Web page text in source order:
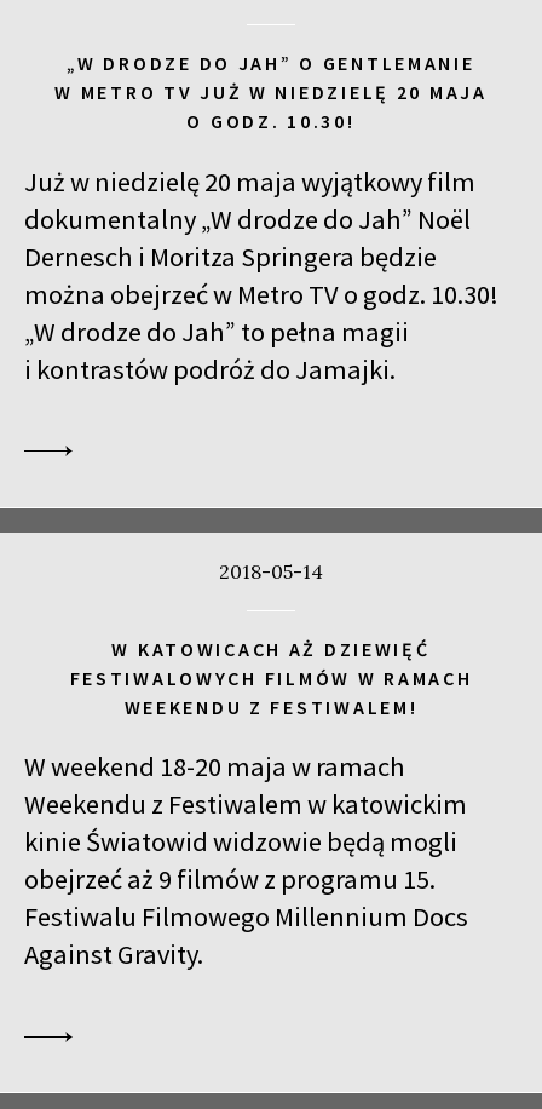
„W DRODZE DO JAH” O GENTLEMANIE
W METRO TV JUŻ W NIEDZIELĘ 20 MAJA
O GODZ. 10.30!
Już w niedzielę 20 maja wyjątkowy film
dokumentalny „W drodze do Jah” Noël
Dernesch i Moritza Springera będzie
można obejrzeć w Metro TV o godz. 10.30!
„W drodze do Jah” to pełna magii
i kontrastów podróż do Jamajki.
2018-05-14
W KATOWICACH AŻ DZIEWIĘĆ
FESTIWALOWYCH FILMÓW W RAMACH
WEEKENDU Z FESTIWALEM!
W weekend 18-20 maja w ramach
Weekendu z Festiwalem w katowickim
kinie Światowid widzowie będą mogli
obejrzeć aż 9 filmów z programu 15.
Festiwalu Filmowego Millennium Docs
Against Gravity.